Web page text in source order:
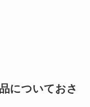
についておさ